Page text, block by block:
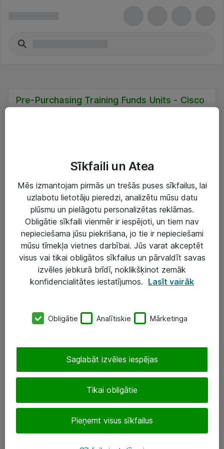
Pre-Purchasing Training Funds Units - Cisco
Cisco
Risinājumi & Pakalpojumi
IT serviss un atbalsts
Darba vietu IT risinājumi
SIA „ATEA”
eShop@atea.lv
Sīkfaili un Atea
Mēs izmantojam pirmās un trešās puses sīkfailus, lai
uzlabotu lietotāju pieredzi, analizētu mūsu datu
plūsmu un pielāgotu personalizētas reklāmas.
Obligātie sīkfaili vienmēr ir iespējoti, un tiem nav
nepieciešama jūsu piekrišana, jo tie ir nepieciešami
mūsu tīmekļa vietnes darbībai. Jūs varat akceptēt
visus vai tikai obligātos sīkfailus un pārvaldīt savas
izvēles jebkurā brīdī, noklikšķinot zemāk
konfidencialitātes iestatījumos. Lasīt vairāk
Obligātie Analītiskie Mārketinga
Tikai obligātie
Pieņemt visus sīkfailus
Saglabāt izvēles iespējas